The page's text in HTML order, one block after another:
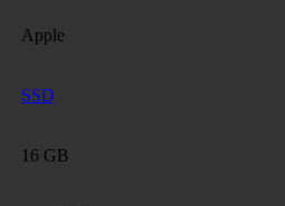
Apple
SSD
16 GB